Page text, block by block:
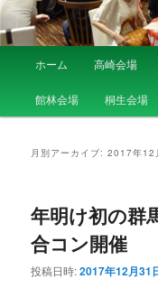
メ
メ
イ
ン
テ
サ
ブ
テ
ン
ホーム 高崎会場
館林会場 桐生会場
月別アーカイブ:2017年12
年明け初の群
合コン開催
投稿日時:2017年12月31